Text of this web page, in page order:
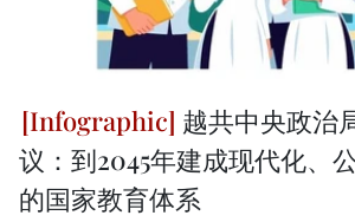
越共中央政治
议：到2045年建成现代化、
的国家教育体系